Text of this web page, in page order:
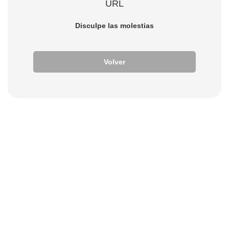
URL
Disculpe las molestias
Volver